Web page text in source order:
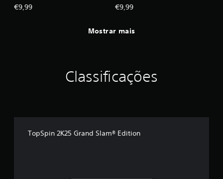
Temporada 2
€9,99
Temporada 3
€9,99
Mostrar mais
Classificações
TopSpin 2K25 Grand Slam® Edition